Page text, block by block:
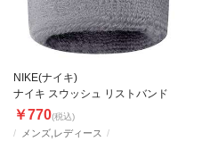
メンズ,レディース
NIKE(ナイキ)
ナイキ スウッシュ リストバンド
￥770(税込)